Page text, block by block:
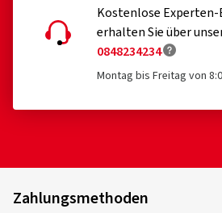
Kostenlose
erhalten Sie über
0848234234
Montag bis Freitag von
Zahlungsmethoden